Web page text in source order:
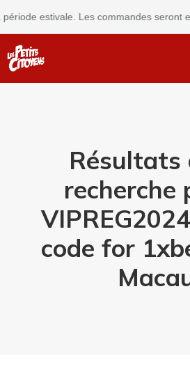
commandes seront expédiées à partir
Résultats
recherche
code for